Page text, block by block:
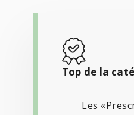
Top de la
Les